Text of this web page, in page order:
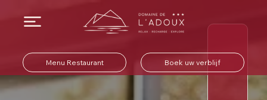
Menu Restaurant Boek uw verblijf